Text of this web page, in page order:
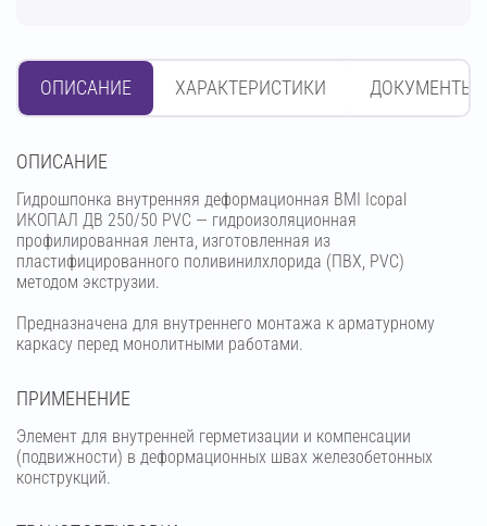
ОПИСАНИЕ ХАРАКТЕРИСТИКИ ДОКУМЕНТЫ
OПИСАНИЕ
Гидрошпонка внутренняя деформационная BMI Icopal
ИКОПАЛ ДВ 250/50 PVC — гидроизоляционная
профилированная лента, изготовленная из
пластифицированного поливинилхлорида (ПВХ, PVC)
методом экструзии.
Предназначена для внутреннего монтажа к арматурному
каркасу перед монолитными работами.
ПРИМЕНЕНИЕ
Элемент для внутренней герметизации и компенсации
(подвижности) в деформационных швах железобетонных
конструкций.